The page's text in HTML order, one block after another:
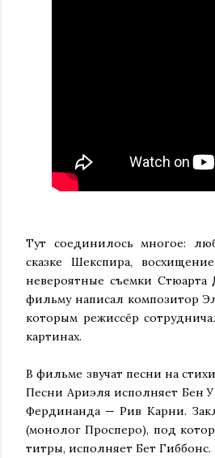
Тут соединилось многое:
сказке Шекспира,
невероятные съемки Стюарта
фильму написал композитор
которым режиссёр
картинах.
В фильме звучат песни на
Песни Ариэля исполняет Бен
Фердинанда — Рив Карни.
(монолог Просперо), под
титры, исполняет Бет Гиббонс.